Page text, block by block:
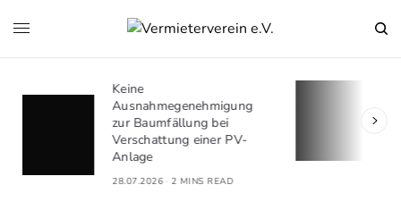
BGH: Beschlusszwang für
bauliche Veränderungen bei
Doppelhaushälfte